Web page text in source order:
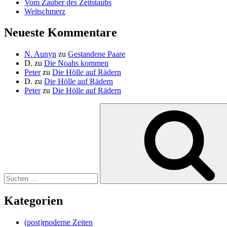
Vom Zauber des Zeitstaubs
Weltschmerz
Neueste Kommentare
N. Aunyn zu Gestandene Paare
D. zu Die Noahs kommen
Peterzu Die Hölle auf Rädern
D. zu Die Hölle auf Rädern
Peterzu Die Hölle auf Rädern
Kategorien
(post)moderne Zeiten